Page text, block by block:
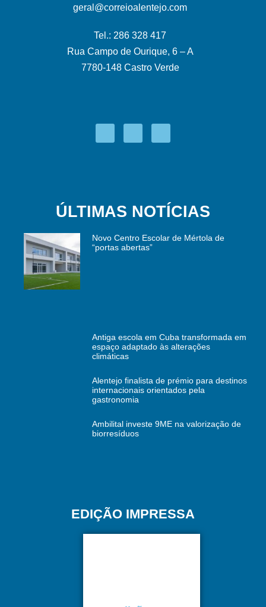
geral@correioalentejo.com
Tel.: 286 328 417
Rua Campo de Ourique, 6 – A
7780-148 Castro Verde
ÚLTIMAS NOTÍCIAS
Novo Centro Escolar de Mértola de
“portas abertas”
Antiga escola em Cuba transformada em
espaço adaptado às alterações
climáticas
Alentejo finalista de prémio para destinos
internacionais orientados pela
gastronomia
Ambilital investe 9ME na valorização de
biorresíduos
EDIÇÃO IMPRESSA